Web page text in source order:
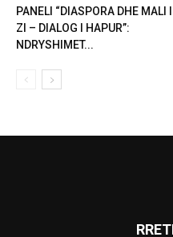
PANELI “DIASPORA DHE MALI I
ZI – DIALOG I HAPUR”:
NDRYSHIMET...